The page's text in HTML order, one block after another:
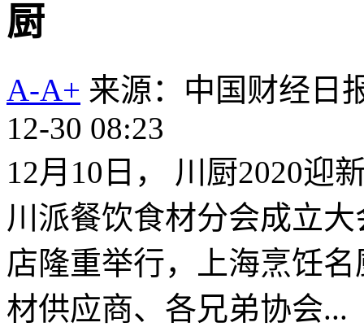
厨
A-A+ 来源：中国财经日
12-30 08:23
12月10日， 川厨2020迎
川派餐饮食材分会成立
店隆重举行，上海烹饪
材供应商、各兄弟协会...